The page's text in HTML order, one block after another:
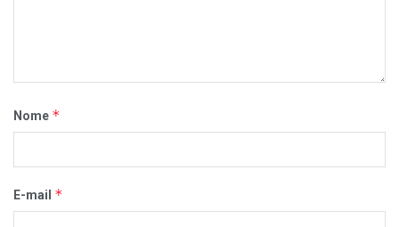
Nome *
E-mail *